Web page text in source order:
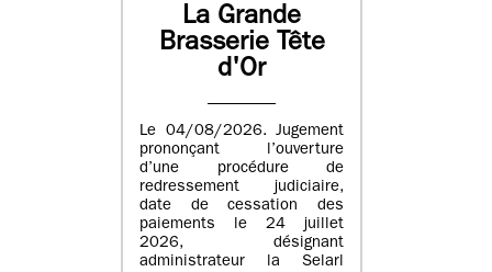
La Grande
Brasserie Tête
d'Or
Le 04/08/2026. Jugement
prononçant l’ouverture
d’une procédure de
redressement judiciaire,
date de cessation des
paiements le 24 juillet
2026, désignant
administrateur la Selarl